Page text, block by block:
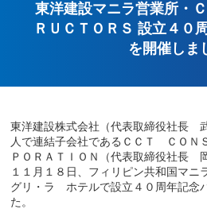
東洋建設マニラ営業所・
ＲＵＣＴＯＲＳ 設立４０
を開催しま
東洋建設株式会社（代表取締役社長
人で連結子会社であるＣＣＴ ＣＯＮ
ＰＯＲＡＴＩＯＮ（代表取締役社長
１１月１８日、フィリピン共和国マ
グリ・ラ ホテルで設立４０周年記念
た。